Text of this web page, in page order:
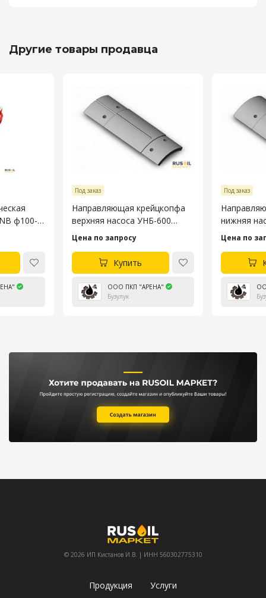
Другие товары продавца
ф100-
Под заказ
Направляющая крейцкопфа
верхняя насоса УНБ-600
4045.53.106-4
Цена по запросу
Купить
ООО ПКП "АРЕНА"
Бузулук
Под заказ
нижняя
Цена по
© 2026 ИП Кистанов И.В. | ИНН 560302775310
Продукция Услуги